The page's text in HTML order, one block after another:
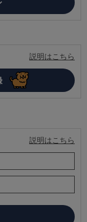
説明はこちら
説明はこちら